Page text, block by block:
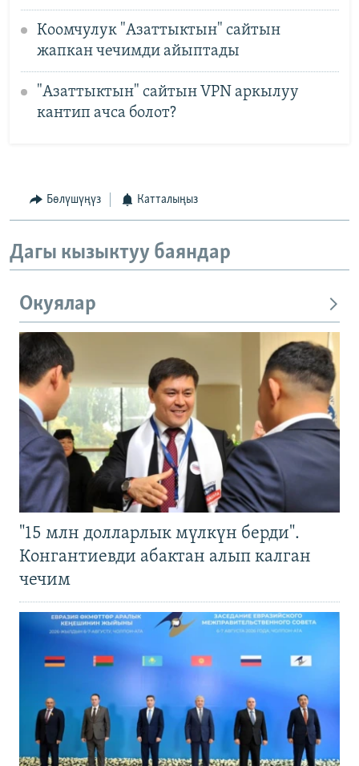
Коомчулук "Азаттыктын" сайтын
жапкан чечимди айыптады
"Азаттыктын" сайтын VPN аркылуу
кантип ачса болот?
Бөлүшүңүз Катталыңыз
Дагы кызыктуу баяндар
Окуялар
"15 млн долларлык мүлкүн берди".
Конгантиевди абактан алып калган
чечим